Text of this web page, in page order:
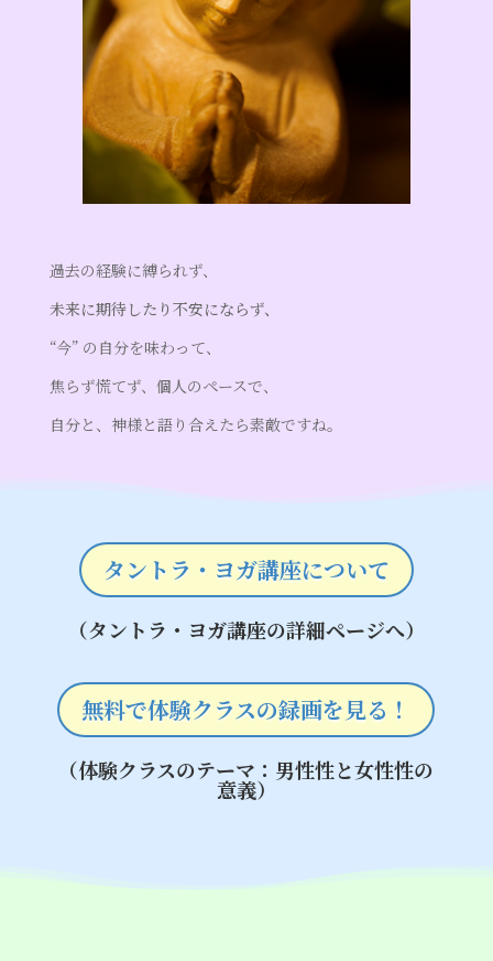
過去の経験に縛られず、
未来に期待したり不安にならず、
“今” の自分を味わって、
焦らず慌てず、個人のペースで、
自分と、神様と語り合えたら素敵ですね。
タントラ・ヨガ講座について
（タントラ・ヨガ講座の詳細ページへ）
無料で体験クラスの録画を見る！
（体験クラスのテーマ：男性性と女性性の
意義）